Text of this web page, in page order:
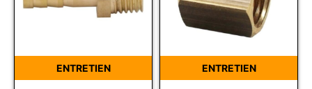
ENTRETIEN ENTRETIEN